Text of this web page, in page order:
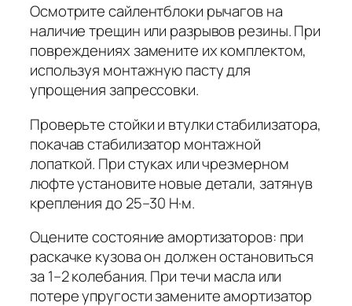
Осмотрите сайлентблоки рычагов на
наличие трещин или разрывов резины. При
повреждениях замените их комплектом,
используя монтажную пасту для
упрощения запрессовки.
Проверьте стойки и втулки стабилизатора,
покачав стабилизатор монтажной
лопаткой. При стуках или чрезмерном
люфте установите новые детали, затянув
крепления до 25–30 Н·м.
Оцените состояние амортизаторов: при
раскачке кузова он должен остановиться
за 1–2 колебания. При течи масла или
потере упругости замените амортизатор